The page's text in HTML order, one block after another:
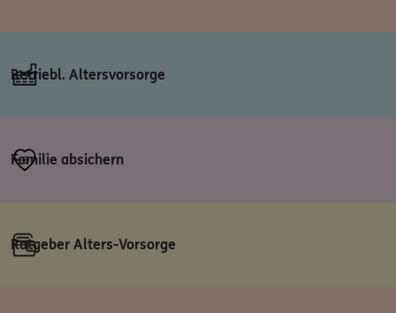
Betriebl. Altersvorsorge
Familie absichern
Ratgeber Alters-Vorsorge